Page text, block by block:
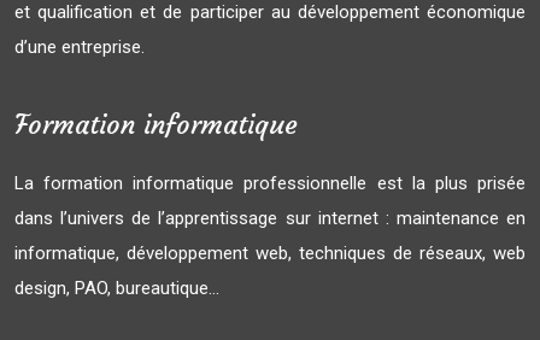
et qualification et de participer au développement économique
d’une entreprise.
Formation informatique
La formation informatique professionnelle est la plus prisée
dans l’univers de l’apprentissage sur internet : maintenance en
informatique, développement web, techniques de réseaux, web
design, PAO, bureautique…